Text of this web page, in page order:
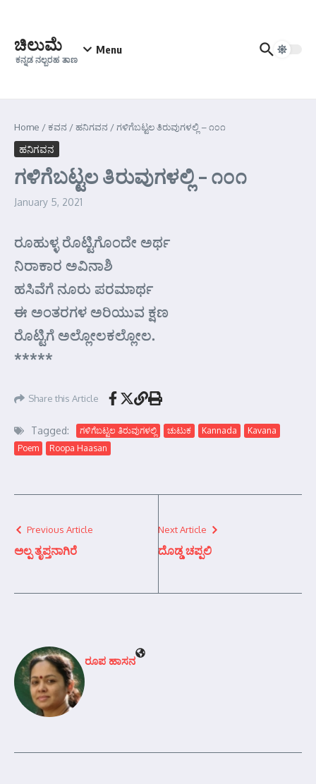
ಚಿಲುಮೆ
ಕನ್ನಡ ನಲ್ಬರಹ ತಾಣ
Menu
Home /ಕವನ /ಹನಿಗವನ /ಗಳಿಗೆಬಟ್ಟಲ ತಿರುವುಗಳಲ್ಲಿ – ೧೦೧
ಹನಿಗವನ
ಗಳಿಗೆಬಟ್ಟಲ ತಿರುವುಗಳಲ್ಲಿ – ೧೦೧
January 5, 2021
ರೂಹುಳ್ಳ ರೊಟ್ಟಿಗೊಂದೇ ಅರ್ಥ
ನಿರಾಕಾರ ಅವಿನಾಶಿ
ಹಸಿವೆಗೆ ನೂರು ಪರಮಾರ್ಥ
ಈ ಅಂತರಗಳ ಅರಿಯುವ ಕ್ಷಣ
ರೊಟ್ಟಿಗೆ ಅಲ್ಲೋಲಕಲ್ಲೋಲ.
*****
Share this Article
Tagged: ಗಳಿಗೆಬಟ್ಟಲ ತಿರುವುಗಳಲ್ಲಿ ಚುಟುಕ Kannada
Kavana
Poem
Roopa Haasan
Previous Article
ಅಲ್ಪ ತೃಪ್ತನಾಗಿರೆ
Next Article
ದೊಡ್ಡ ಚಪ್ಪಲಿ
ರೂಪ ಹಾಸನ